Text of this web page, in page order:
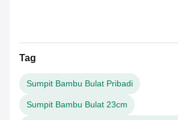
Tag
Sumpit Bambu Bulat Pribadi
Sumpit Bambu Bulat 23cm